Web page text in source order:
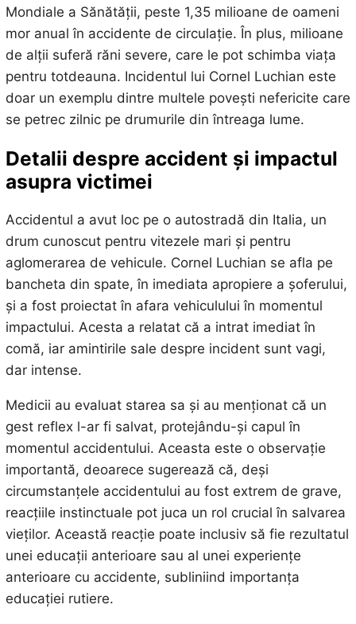
Mondiale a Sănătății, peste 1,35 milioane de oameni
mor anual în accidente de circulație. În plus, milioane
de alții suferă răni severe, care le pot schimba viața
pentru totdeauna. Incidentul lui Cornel Luchian este
doar un exemplu dintre multele povești nefericite care
se petrec zilnic pe drumurile din întreaga lume.
Detalii despre accident și impactul
asupra victimei
Accidentul a avut loc pe o autostradă din Italia, un
drum cunoscut pentru vitezele mari și pentru
aglomerarea de vehicule. Cornel Luchian se afla pe
bancheta din spate, în imediata apropiere a șoferului,
și a fost proiectat în afara vehiculului în momentul
impactului. Acesta a relatat că a intrat imediat în
comă, iar amintirile sale despre incident sunt vagi,
dar intense.
Medicii au evaluat starea sa și au menționat că un
gest reflex l-ar fi salvat, protejându-și capul în
momentul accidentului. Aceasta este o observație
importantă, deoarece sugerează că, deși
circumstanțele accidentului au fost extrem de grave,
reacțiile instinctuale pot juca un rol crucial în salvarea
vieților. Această reacție poate inclusiv să fie rezultatul
unei educații anterioare sau al unei experiențe
anterioare cu accidente, subliniind importanța
educației rutiere.